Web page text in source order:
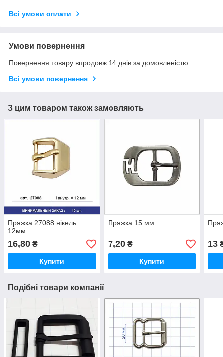
Всі умови оплати
Умови повернення
Повернення товару впродовж 14 днів за домовленістю
Всі умови повернення
З цим товаром також замовляють
Пряжка 27088 нікель
12мм
16,80 ₴
Купити
Пряжка 15 мм
7,20₴
Купити
13
Подібні товари компанії